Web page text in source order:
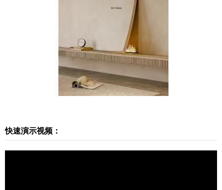
快速演示视频：
快速演示视频： 本视频用到的插件下载（全员免
费）：https://www.sketchupvray.com/228846.html
完整教程下载： 本视频少校录制了完整的语言讲解
教程，需要您先登录本站，然后在下方下载 ↓ （如
果您下载不了，说明这个教程需要VIP权限，vip成
员可以下载全站微课堂哦）！ 视频不加密，永久观
载），如果下载链接都失效请在评论区留言。如果
有其它问题也可直接加我个人微信，微信号1：sket